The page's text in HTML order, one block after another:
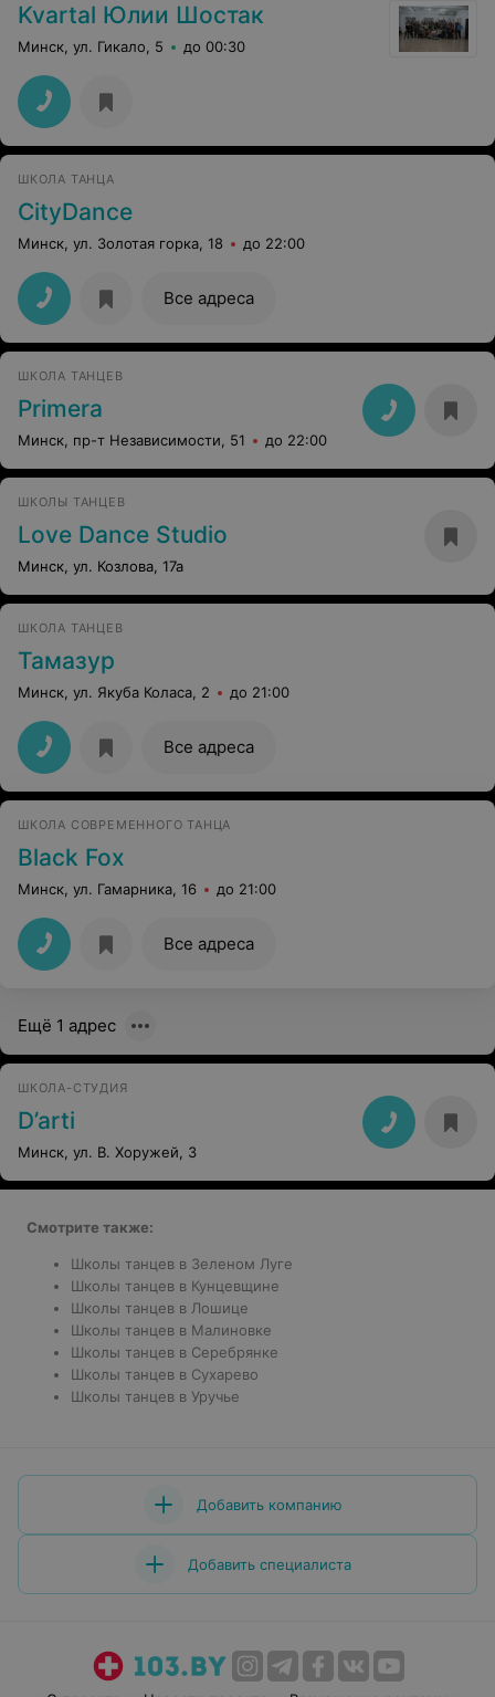
Kvartal Юлии Шостак
Минск, ул. Гикало, 5 до 00:30
ШКОЛА ТАНЦА
CityDance
Минск, ул. Золотая горка, 18 до 22:00
Все адреса
ШКОЛА ТАНЦЕВ
Primera
Минск, пр-т Независимости, 51 до 22:00
ШКОЛЫ ТАНЦЕВ
Love Dance Studio
Минск, ул. Козлова, 17а
ШКОЛА ТАНЦЕВ
Тамазур
Минск, ул. Якуба Коласа, 2 до 21:00
Все адреса
ШКОЛА СОВРЕМЕННОГО ТАНЦА
Black Fox
Минск, ул. Гамарника, 16 до 21:00
Все адреса
Ещё 1 адрес
ШКОЛА-СТУДИЯ
D’arti
Минск, ул. В. Хоружей, 3
Смотрите также:
Школы танцев в Зеленом Луге
Школы танцев в Кунцевщине
Школы танцев в Лошице
Школы танцев в Малиновке
Школы танцев в Серебрянке
Школы танцев в Сухарево
Школы танцев в Уручье
Добавить компанию
Добавить специалиста